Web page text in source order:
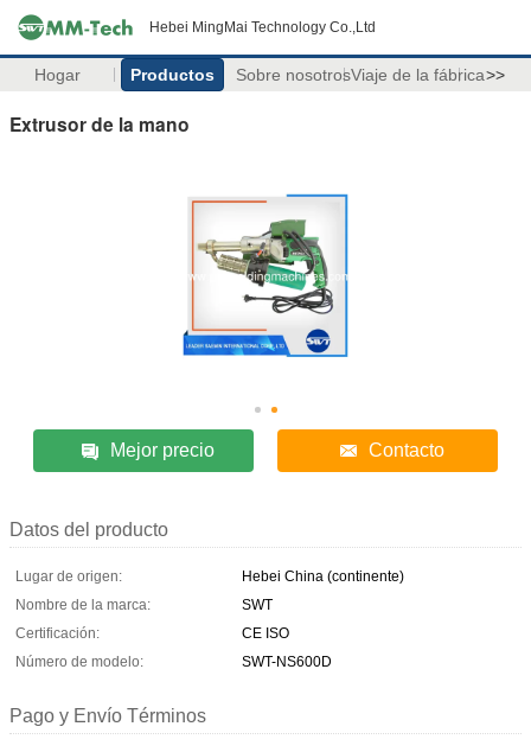
Hebei MingMai Technology Co.,Ltd
Hogar Productos Sobre nosotrosViaje de la fábrica>>
Extrusor de la mano
Mejor precio Contacto
Datos del producto
Lugar de origen:
Hebei China (continente)
Nombre de la marca:
SWT
Certificación:
CE ISO
Número de modelo:
SWT-NS600D
Pago y Envío Términos